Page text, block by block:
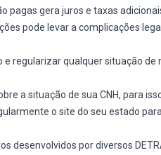
pagas gera juros e taxas
pode levar a complicações
regularizar qualquer situação de
a situação de sua CNH, para
o site do seu estado
desenvolvidos por diversos